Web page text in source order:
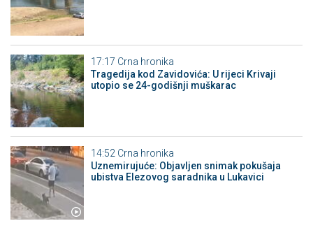
17:17 Crna hronika
Tragedija kod Zavidovića: U rijeci Krivaji
utopio se 24-godišnji muškarac
14:52 Crna hronika
Uznemirujuće: Objavljen snimak pokušaja
ubistva Elezovog saradnika u Lukavici